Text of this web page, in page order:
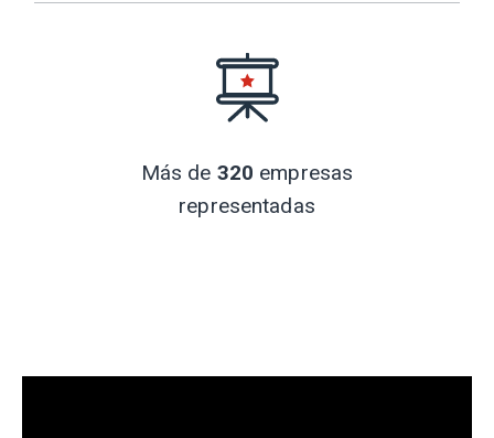
Más de 320 empresas
representadas